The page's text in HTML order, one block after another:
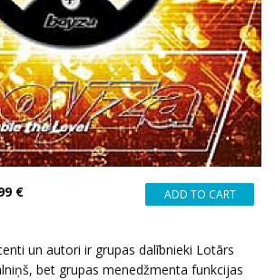
€
un autori ir grupas dalībnieki Lotārs
bet grupas menedžmenta funkcijas